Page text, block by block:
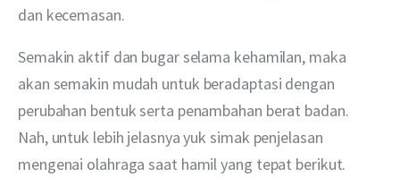
dan kecemasan.
Semakin aktif dan bugar selama kehamilan, maka
akan semakin mudah untuk beradaptasi dengan
perubahan bentuk serta penambahan berat badan.
Nah, untuk lebih jelasnya yuk simak penjelasan
mengenai olahraga saat hamil yang tepat berikut.